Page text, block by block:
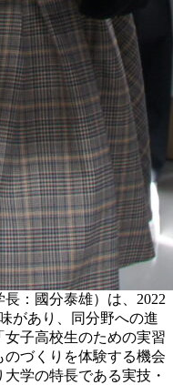
：國分泰雄）は、2022
があり、同分野への進
子高校生のための実習
づくりを体験する機会
学の特長である実技・